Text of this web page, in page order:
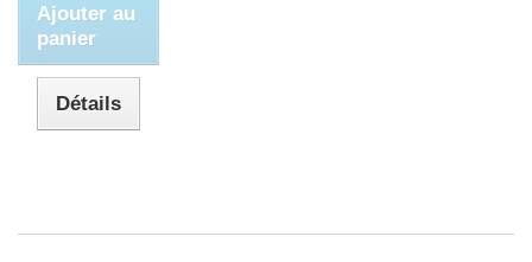
Ajouter au
panier
Détails